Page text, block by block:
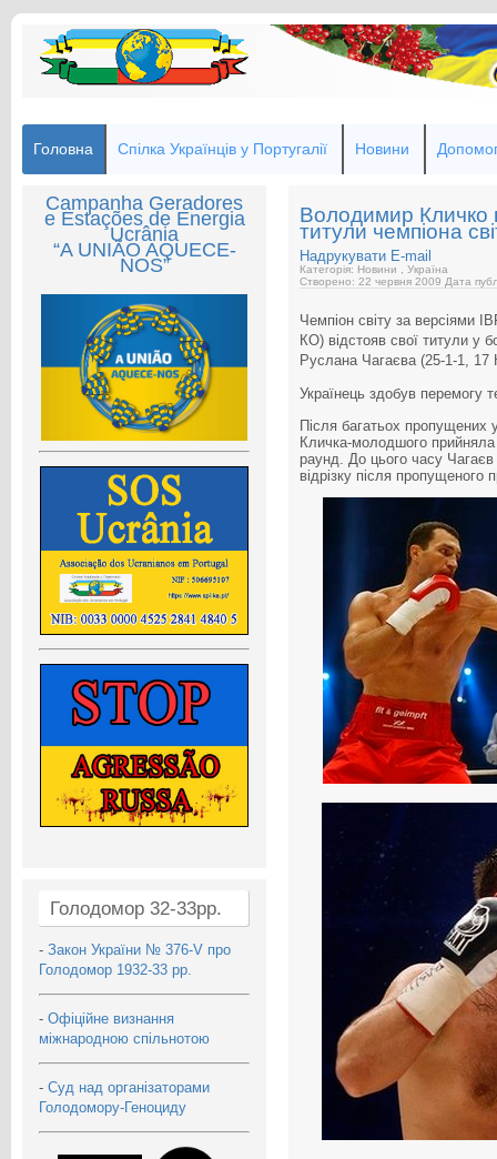
Головна Спілка Українців у Португалії Новини
Campanha Geradores
e Estações de Energia
Ucrânia
“A UNIÃO AQUECE-
NOS”
Голодомор 32-33рр.
- Закон України № 376-V про
Голодомор 1932-33 рр.
- Офіційне визнання
міжнародною спільнотою
- Суд над організаторами
Голодомору-Геноциду
Володимир Кличко
титули чемпіона
Надрукувати E-mail
Категорія: Новини , Україна
Створено: 22 червня 2009 Дата
Чемпіон світу за версіями
КО) відстояв свої титули у
Руслана Чагаєва (25-1-1,
Українець здобув перемогу
Після багатьох пропущених
Кличка-молодшого
раунд. До цього часу
відрізку після пропущеного